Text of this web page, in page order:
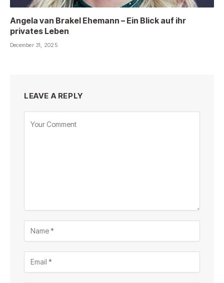
Angela van Brakel Ehemann – Ein Blick auf ihr
privates Leben
December 31, 2025
LEAVE A REPLY